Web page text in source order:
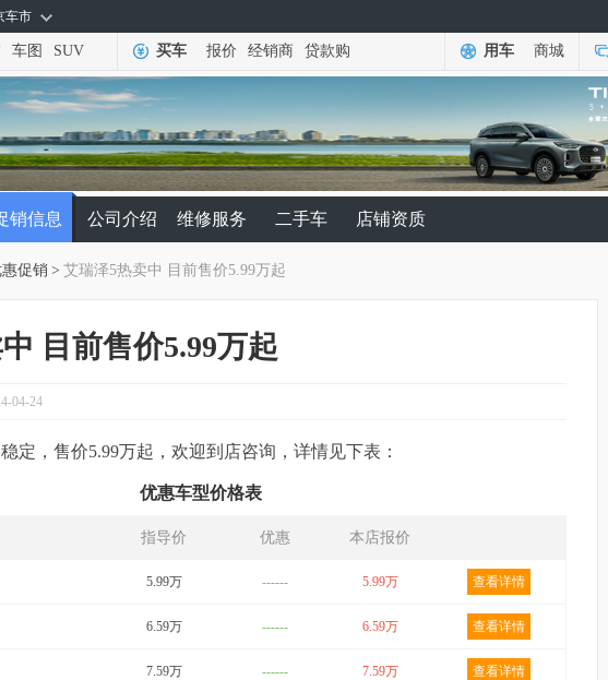
车市
车图 SUV 买车 报价 经销商 贷款购 用车 商城
销信息 公司介绍 维修服务 二手车 店铺资质
促销 > 艾瑞泽5热卖中 目前售价5.99万起
目前售价5.99万起
04-24
定，售价5.99万起，欢迎到店咨询，详情见下表：
优惠车型价格表
指导价 优惠 本店报价
5.99万 ------ 5.99万 查看详情
6.59万 ------ 6.59万 查看详情
7.59万 ------ 7.59万 查看详情